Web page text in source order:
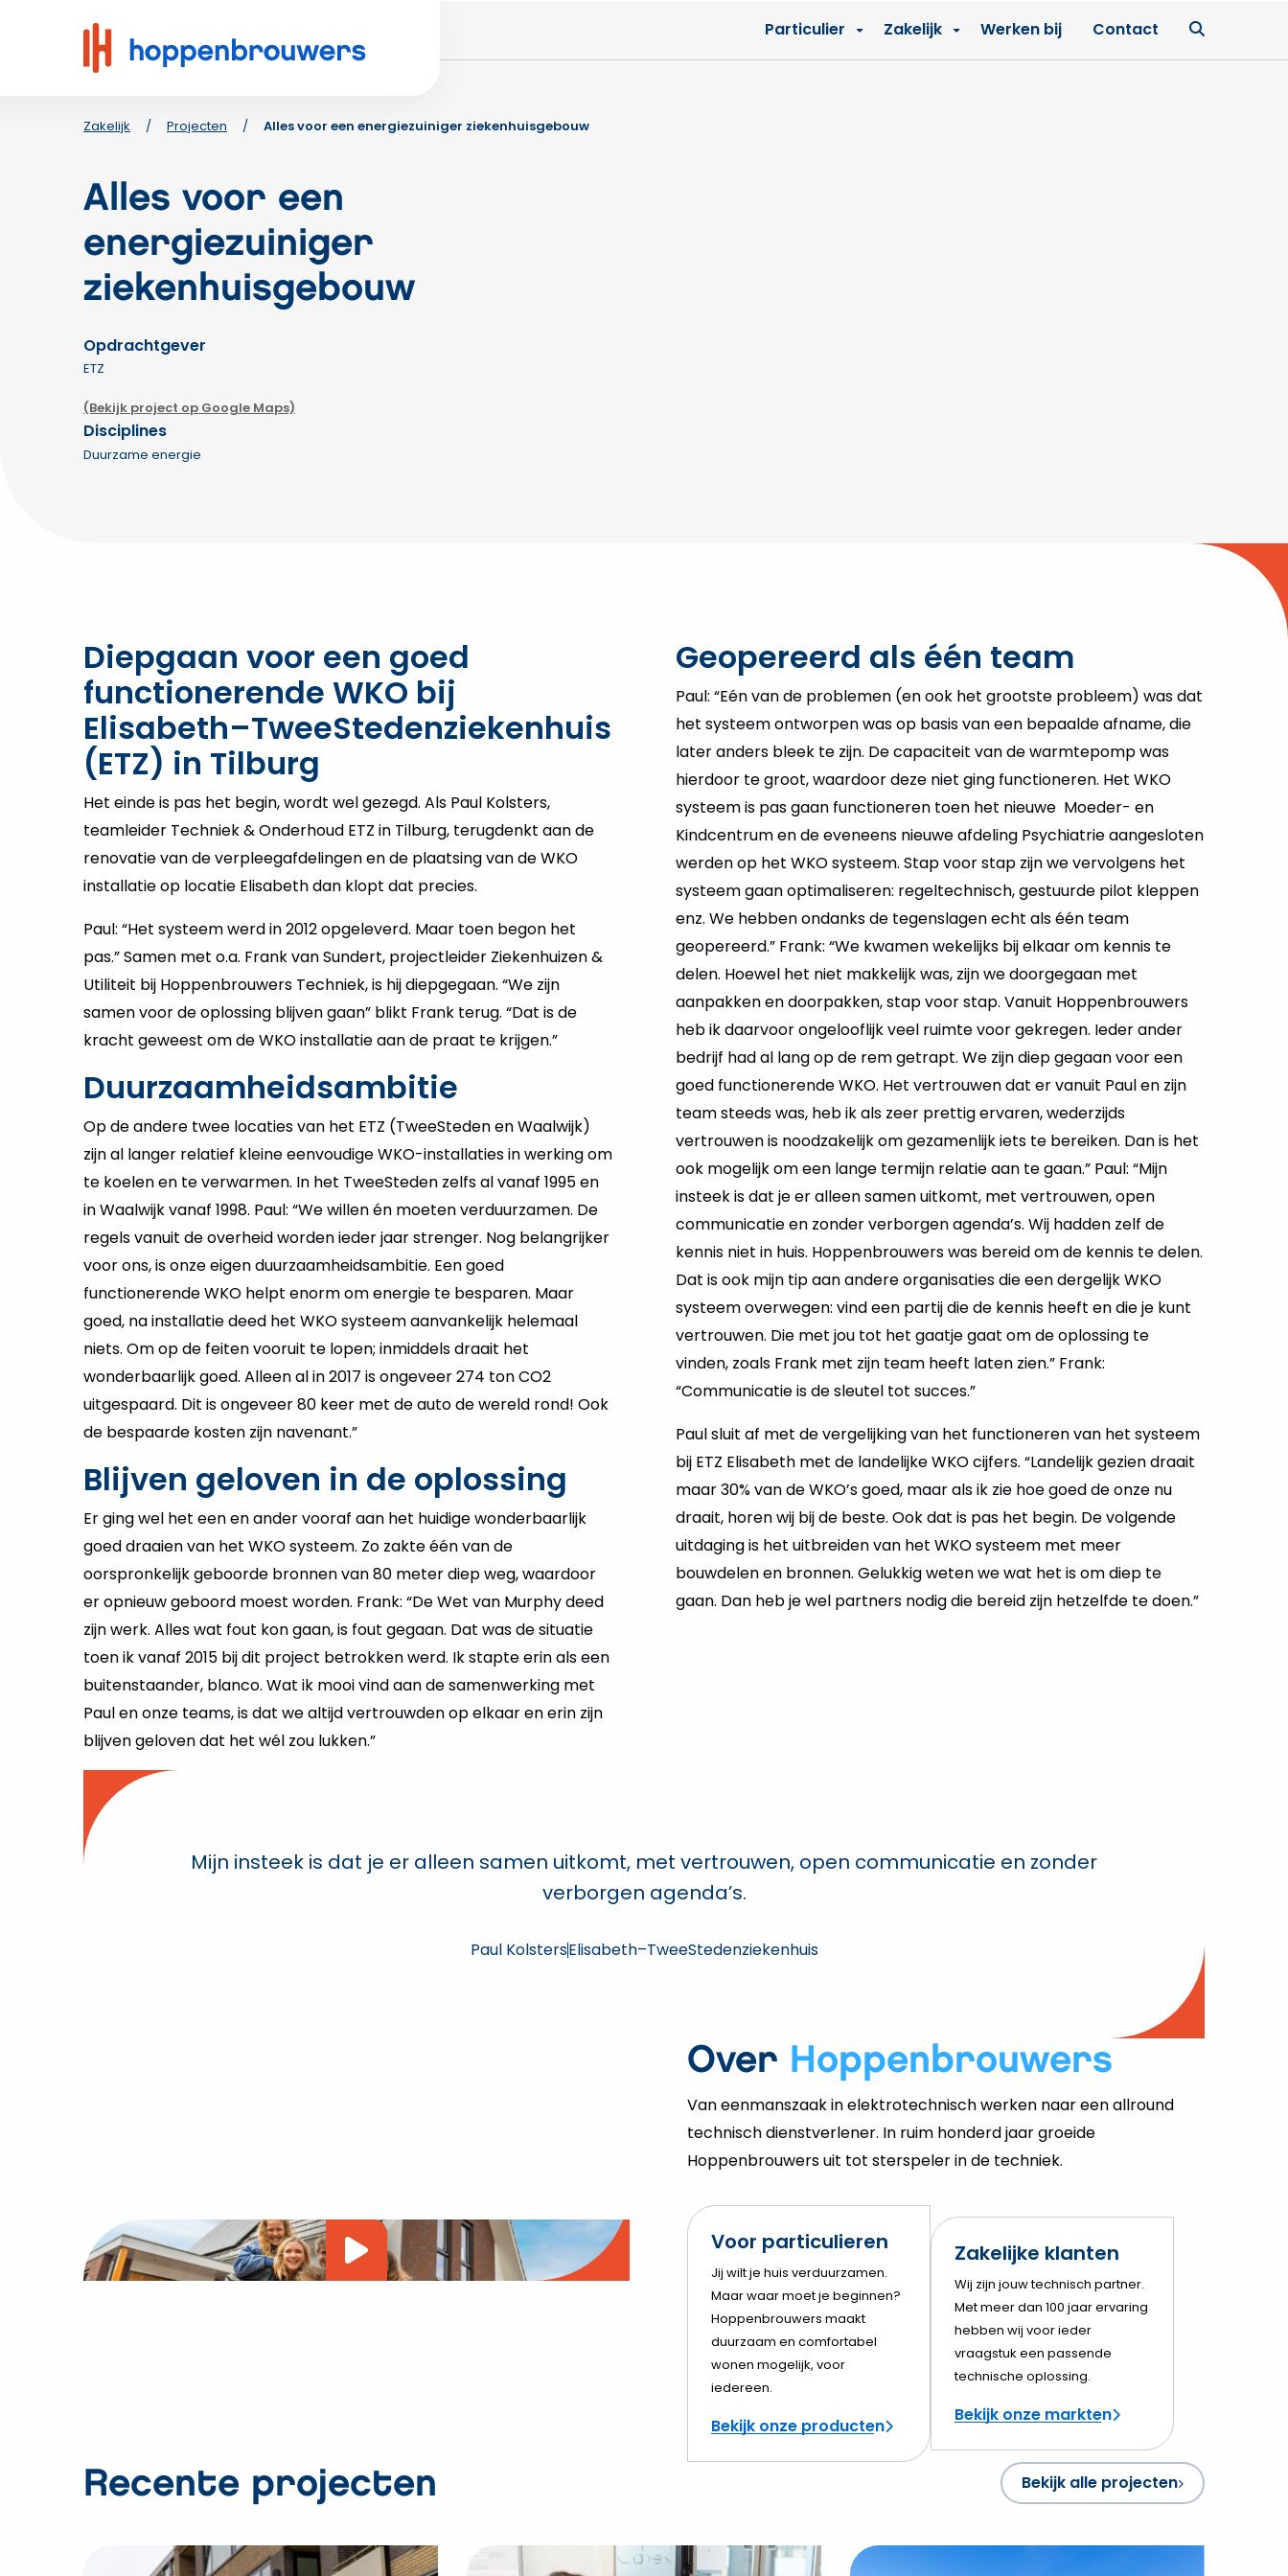
Hoppenbrouwers
Waar
leeft
Particulier Zakelijk Werken bij Contact
Zakelijk / Projecten / Alles voor een energiezuiniger ziekenhuisgebouw
Alles voor een
energiezuiniger
ziekenhuisgebouw
Opdrachtgever
ETZ
(Bekijk project op Google Maps)
Disciplines
Duurzame energie
Diepgaan voor een goed
functionerende WKO bij
Elisabeth–TweeStedenziekenhuis
(ETZ) in Tilburg
Het einde is pas het begin, wordt wel gezegd. Als Paul Kolsters,
teamleider Techniek & Onderhoud ETZ in Tilburg, terugdenkt aan de
renovatie van de verpleegafdelingen en de plaatsing van de WKO
installatie op locatie Elisabeth dan klopt dat precies.
Paul: “Het systeem werd in 2012 opgeleverd. Maar toen begon het
pas.” Samen met o.a. Frank van Sundert, projectleider Ziekenhuizen &
Utiliteit bij Hoppenbrouwers Techniek, is hij diepgegaan. “We zijn
samen voor de oplossing blijven gaan” blikt Frank terug. “Dat is de
kracht geweest om de WKO installatie aan de praat te krijgen.”
Duurzaamheidsambitie
Op de andere twee locaties van het ETZ (TweeSteden en Waalwijk)
zijn al langer relatief kleine eenvoudige WKO-installaties in werking om
te koelen en te verwarmen. In het TweeSteden zelfs al vanaf 1995 en
in Waalwijk vanaf 1998. Paul: “We willen én moeten verduurzamen. De
regels vanuit de overheid worden ieder jaar strenger. Nog belangrijker
voor ons, is onze eigen duurzaamheidsambitie. Een goed
functionerende WKO helpt enorm om energie te besparen. Maar
goed, na installatie deed het WKO systeem aanvankelijk helemaal
niets. Om op de feiten vooruit te lopen; inmiddels draait het
wonderbaarlijk goed. Alleen al in 2017 is ongeveer 274 ton CO2
uitgespaard. Dit is ongeveer 80 keer met de auto de wereld rond! Ook
de bespaarde kosten zijn navenant.”
Blijven geloven in de oplossing
Er ging wel het een en ander vooraf aan het huidige wonderbaarlijk
goed draaien van het WKO systeem. Zo zakte één van de
oorspronkelijk geboorde bronnen van 80 meter diep weg, waardoor
er opnieuw geboord moest worden. Frank: “De Wet van Murphy deed
zijn werk. Alles wat fout kon gaan, is fout gegaan. Dat was de situatie
toen ik vanaf 2015 bij dit project betrokken werd. Ik stapte erin als een
buitenstaander, blanco. Wat ik mooi vind aan de samenwerking met
Paul en onze teams, is dat we altijd vertrouwden op elkaar en erin zijn
blijven geloven dat het wél zou lukken.”
Geopereerd als één team
Paul: “Eén van de problemen (en ook het grootste probleem) was dat
het systeem ontworpen was op basis van een bepaalde afname, die
later anders bleek te zijn. De capaciteit van de warmtepomp was
hierdoor te groot, waardoor deze niet ging functioneren. Het WKO
systeem is pas gaan functioneren toen het nieuwe Moeder- en
Kindcentrum en de eveneens nieuwe afdeling Psychiatrie aangesloten
werden op het WKO systeem. Stap voor stap zijn we vervolgens het
systeem gaan optimaliseren: regeltechnisch, gestuurde pilot kleppen
enz. We hebben ondanks de tegenslagen echt als één team
geopereerd.” Frank: “We kwamen wekelijks bij elkaar om kennis te
delen. Hoewel het niet makkelijk was, zijn we doorgegaan met
aanpakken en doorpakken, stap voor stap. Vanuit Hoppenbrouwers
heb ik daarvoor ongelooflijk veel ruimte voor gekregen. Ieder ander
bedrijf had al lang op de rem getrapt. We zijn diep gegaan voor een
goed functionerende WKO. Het vertrouwen dat er vanuit Paul en zijn
team steeds was, heb ik als zeer prettig ervaren, wederzijds
vertrouwen is noodzakelijk om gezamenlijk iets te bereiken. Dan is het
ook mogelijk om een lange termijn relatie aan te gaan.” Paul: “Mijn
insteek is dat je er alleen samen uitkomt, met vertrouwen, open
communicatie en zonder verborgen agenda’s. Wij hadden zelf de
kennis niet in huis. Hoppenbrouwers was bereid om de kennis te delen.
Dat is ook mijn tip aan andere organisaties die een dergelijk WKO
systeem overwegen: vind een partij die de kennis heeft en die je kunt
vertrouwen. Die met jou tot het gaatje gaat om de oplossing te
vinden, zoals Frank met zijn team heeft laten zien.” Frank:
“Communicatie is de sleutel tot succes.”
Paul sluit af met de vergelijking van het functioneren van het systeem
bij ETZ Elisabeth met de landelijke WKO cijfers. “Landelijk gezien draait
maar 30% van de WKO’s goed, maar als ik zie hoe goed de onze nu
draait, horen wij bij de beste. Ook dat is pas het begin. De volgende
uitdaging is het uitbreiden van het WKO systeem met meer
bouwdelen en bronnen. Gelukkig weten we wat het is om diep te
gaan. Dan heb je wel partners nodig die bereid zijn hetzelfde te doen.”
Mijn insteek is dat je er alleen samen uitkomt, met vertrouwen, open communicatie en zonder
verborgen agenda’s.
Paul KolstersElisabeth–TweeStedenziekenhuis
Over Hoppenbrouwers
Van eenmanszaak in elektrotechnisch werken naar een allround
technisch dienstverlener. In ruim honderd jaar groeide
Hoppenbrouwers uit tot sterspeler in de techniek.
Voor particulieren
Jij wilt je huis verduurzamen.
Maar waar moet je beginnen?
Hoppenbrouwers maakt
duurzaam en comfortabel
wonen mogelijk, voor
iedereen.
Bekijk onze producten
Zakelijke klanten
Wij zijn jouw technisch partner.
Met meer dan 100 jaar ervaring
hebben wij voor ieder
vraagstuk een passende
technische oplossing.
Bekijk onze markten
Video
Recente projecten Bekijk alle projecten
Bekijk
Bekijk